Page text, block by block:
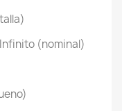
(nominal)